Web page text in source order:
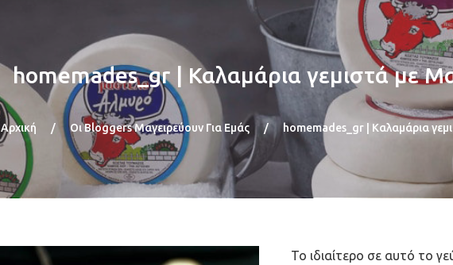
homemades_gr | Καλαμάρια γεμιστά με
Αρχική / Οι Bloggers Μαγειρεύουν Για Εμάς / homemades_gr | Καλαμάρια
Το ιδιαίτερο σε αυτό το